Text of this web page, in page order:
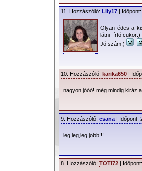
11. Hozzászóló: Lily17 |
Olyan édes a
látni- írtó cukor:)
Jó szám:)
10. Hozzászóló: karika650 |
nagyon jóóó! még mindig kiráz
9. Hozzászóló: csana | Időpont:
leg,leg,leg jobb!!!
8. Hozzászóló: TOTI72 |